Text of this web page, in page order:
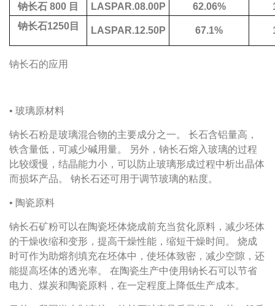
钠长石 800 目 LASPAR.08.00P 62.06%
钠长石1250目
LASPAR.12.50P 67.1%
钠长石的应用
• 玻璃原材料
钠长石粉是玻璃混合物的主要成分之一。
长石含铝量高，
铁含量低，可减少碱用量。
另外，钠长石熔入玻璃的过程
比较缓慢，结晶能力小，可以防止玻璃形成过程中析出晶体
而损坏产品。
钠长石还可用于调节玻璃的粘度。
• 陶瓷原料
钠长石矿粉可以在陶瓷坯体烧成前充当贫化原料，减少坯体
的干燥收缩和变形，提高干燥性能，缩短干燥时间。
烧成
时可作为助熔剂填充在坯体中，使坯体致密，减少空隙，还
能提高坯体的透光率。
在陶瓷生产中使用钠长石可以节省
电力、煤炭和陶瓷原料，在一定程度上降低生产成本。